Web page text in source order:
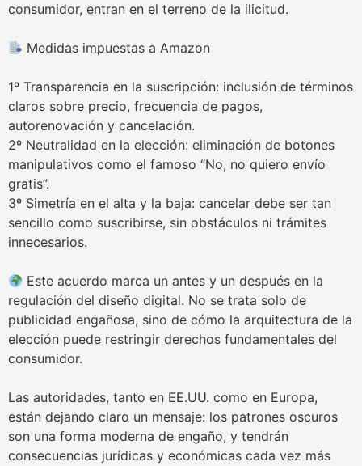
consumidor, entran en el terreno de la ilicitud.
Medidas impuestas a Amazon
1º Transparencia en la suscripción: inclusión de términos
claros sobre precio, frecuencia de pagos,
autorenovación y cancelación.
2º Neutralidad en la elección: eliminación de botones
manipulativos como el famoso “No, no quiero envío
gratis”.
3º Simetría en el alta y la baja: cancelar debe ser tan
sencillo como suscribirse, sin obstáculos ni trámites
innecesarios.
Este acuerdo marca un antes y un después en la
regulación del diseño digital. No se trata solo de
publicidad engañosa, sino de cómo la arquitectura de la
elección puede restringir derechos fundamentales del
consumidor.
Las autoridades, tanto en EE.UU. como en Europa,
están dejando claro un mensaje: los patrones oscuros
son una forma moderna de engaño, y tendrán
consecuencias jurídicas y económicas cada vez más